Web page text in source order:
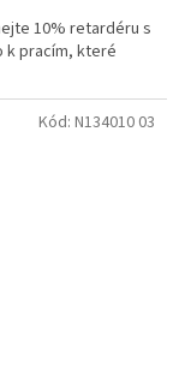
10% retardéru s
k pracím, které
Kód: N134010 03